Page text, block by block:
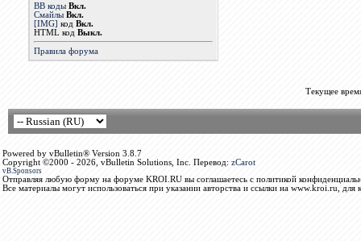
BB коды Вкл.
Смайлы Вкл.
[IMG] код Вкл.
HTML код Выкл.
Правила форума
Текущее
Powered by vBulletin® Version 3.8.7
Copyright ©2000 - 2026, vBulletin Solutions, Inc. Перевод: zCarot
vB.Sponsors
Отправляя любую форму на форуме KROI.RU вы соглашаетесь с политикой
Все материалы могут использоваться при указании авторства и ссылки на www.kroi.ru, для